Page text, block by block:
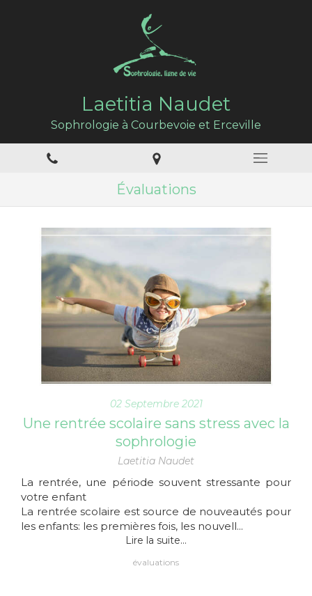
Laetitia Naudet
Sophrologie à Courbevoie et Erceville
Évaluations
02 Septembre 2021
Une rentrée scolaire sans stress avec la
sophrologie
Laetitia Naudet
La rentrée, une période souvent stressante pour
votre enfant
La rentrée scolaire est source de nouveautés pour
les enfants: les premières fois, les nouvell...
Lire la suite...
évaluations